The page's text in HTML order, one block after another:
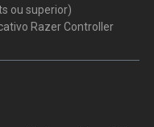
ou superior)
Razer Controller